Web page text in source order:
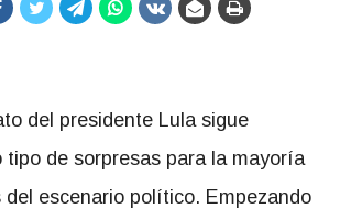
del presidente Lula sigue
tipo de sorpresas para la mayoría
del escenario político. Empezando